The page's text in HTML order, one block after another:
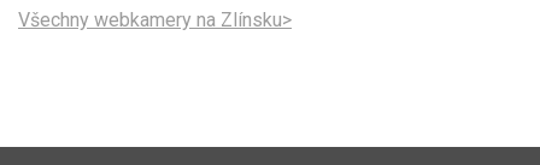
Všechny webkamery na Zlínsku>